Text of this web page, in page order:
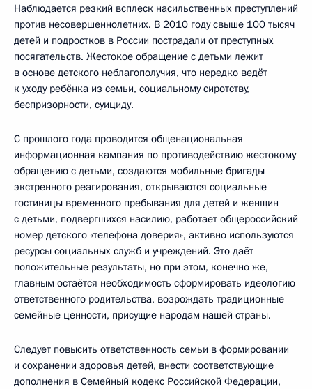
Наблюдается резкий всплеск насильственных преступлений
против несовершеннолетних. В 2010 году свыше 100 тысяч
детей и подростков в России пострадали от преступных
посягательств. Жестокое обращение с детьми лежит
в основе детского неблагополучия, что нередко ведёт
к уходу ребёнка из семьи, социальному сиротству,
беспризорности, суициду.
С прошлого года проводится общенациональная
информационная кампания по противодействию жестокому
обращению с детьми, создаются мобильные бригады
экстренного реагирования, открываются социальные
гостиницы временного пребывания для детей и женщин
с детьми, подвергшихся насилию, работает общероссийский
номер детского «телефона доверия», активно используются
ресурсы социальных служб и учреждений. Это даёт
положительные результаты, но при этом, конечно же,
главным остаётся необходимость сформировать идеологию
ответственного родительства, возрождать традиционные
семейные ценности, присущие народам нашей страны.
Следует повысить ответственность семьи в формировании
и сохранении здоровья детей, внести соответствующие
дополнения в Семейный кодекс Российской Федерации,